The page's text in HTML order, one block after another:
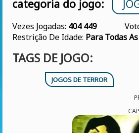
categoria do jogo:
Vezes Jogadas: 404 449
Restrição De Idade: Para Todas
TAGS DE JOGO:
JOGOS DE TERROR